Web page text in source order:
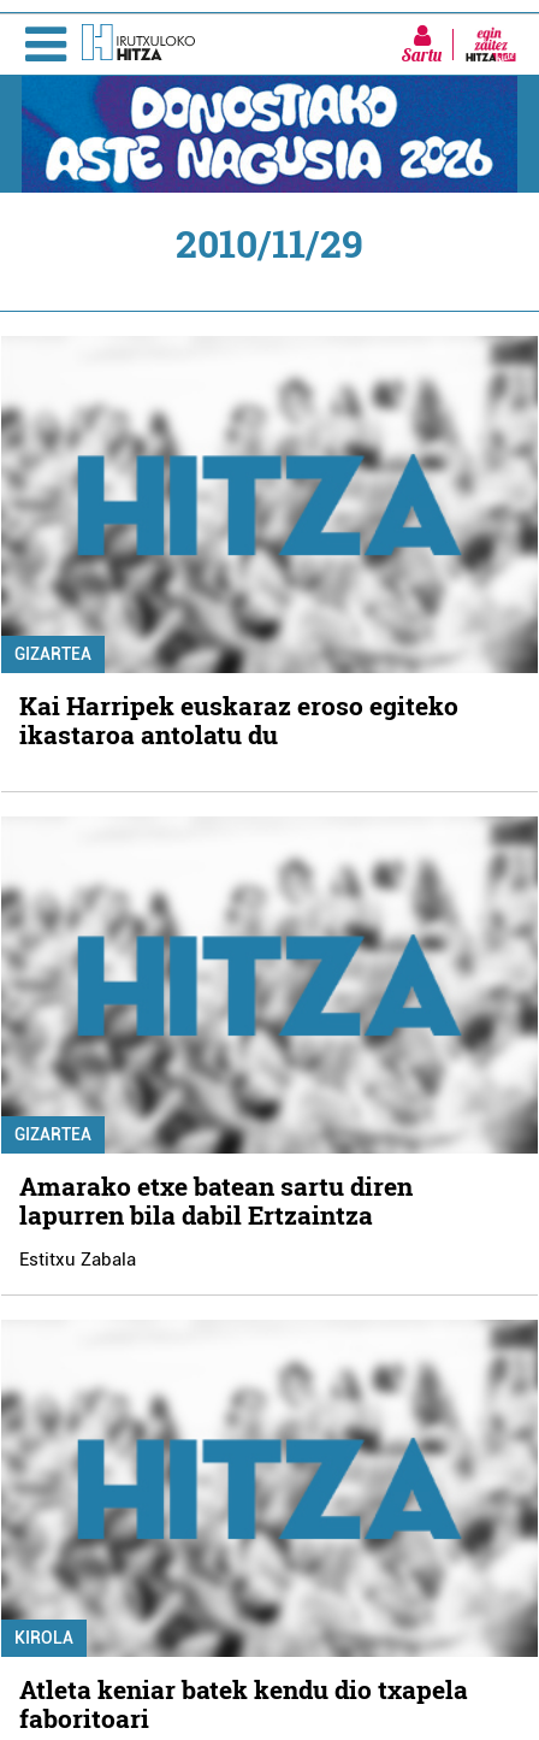
Sartu
2010/11/29
GIZARTEA
Kai Harripek euskaraz eroso egiteko
ikastaroa antolatu du
GIZARTEA
Amarako etxe batean sartu diren
lapurren bila dabil Ertzaintza
Estitxu Zabala
KIROLA
Atleta keniar batek kendu dio txapela
faboritoari